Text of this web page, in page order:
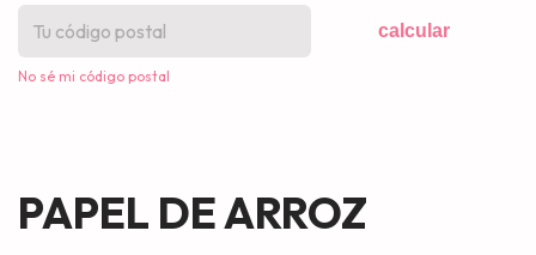
calcular
No sé mi código postal
PAPEL DE ARROZ